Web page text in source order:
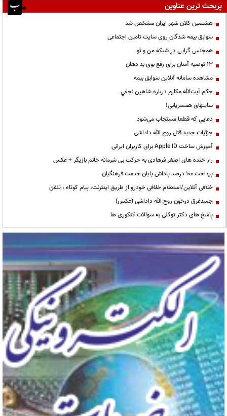
پربحث ترین عناوین
هشتمین کلان شهر ایران مشخص شد
سوابق بیمه شدگان روی سایت تامین اجتماعی
همجنس گرایی در شبکه من و تو
13 توصیه آسان برای رفع بوی بد دهان
مشاهده سامانه آنلاين سوابق بیمه
حكم آيت‌الله مكارم درباره شاهين نجفي
سایتهای همسریابی!
دعايي كه قطعا مستجاب مي‌شود
جزئیات جدید قتل روح الله داداشی
آموزش ساخت Apple ID برای کاربران ایرانی
راز خنده های اصغر فرهادی به حرکت بی شرمانه خانم بازیگر + عکس
پرداخت ۱۰۰ درصد پاداش پایان خدمت فرهنگیان
خلافی آنلاین/استعلام خلافی خودرو از طریق اینترنت، پیام کوتاه ، تلفن
جسدغرق درخون روح الله داداشی (عکس)
پاسخ های دکتر توکلی به سوالات کنکوری ها